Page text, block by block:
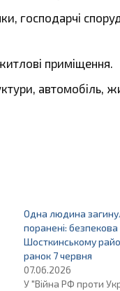
господарчі
приміщення.
автомобіль,
Одна людина
поранені: безпекова
Шосткинському
ранок 7 червня
07.06.2026
У "Війна РФ проти